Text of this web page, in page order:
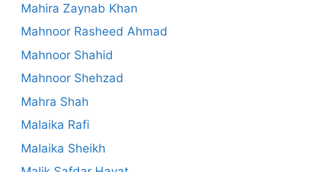
Mahira Zaynab Khan
Mahnoor Rasheed Ahmad
Mahnoor Shahid
Mahnoor Shehzad
Mahra Shah
Malaika Rafi
Malaika Sheikh